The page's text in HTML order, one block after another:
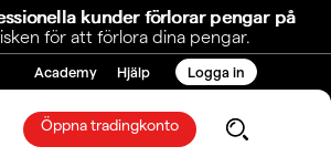
kunder förlorar pengar på
för att förlora dina pengar.
Academy Hjälp Logga in
Öppna tradingkonto